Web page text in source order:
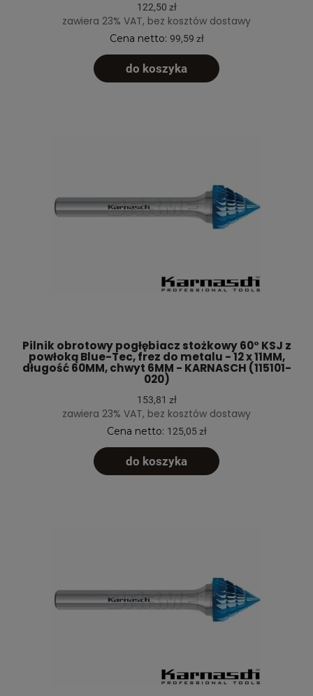
122,50 zł
zawiera 23% VAT, bez kosztów dostawy
Cena netto: 99,59 zł
do koszyka
Pilnik obrotowy pogłębiacz stożkowy 60° KSJ z
powłoką Blue-Tec, frez do metalu - 12 x 11MM,
długość 60MM, chwyt 6MM - KARNASCH (115101-
020)
153,81 zł
zawiera 23% VAT, bez kosztów dostawy
Cena netto: 125,05 zł
do koszyka